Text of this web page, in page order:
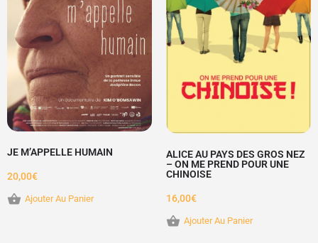
JE M’APPELLE HUMAIN
20,00€
Ajouter Au Panier
ALICE AU PAYS DES GROS NEZ
– ON ME PREND POUR UNE
CHINOISE
16,00€
Ajouter Au Panier